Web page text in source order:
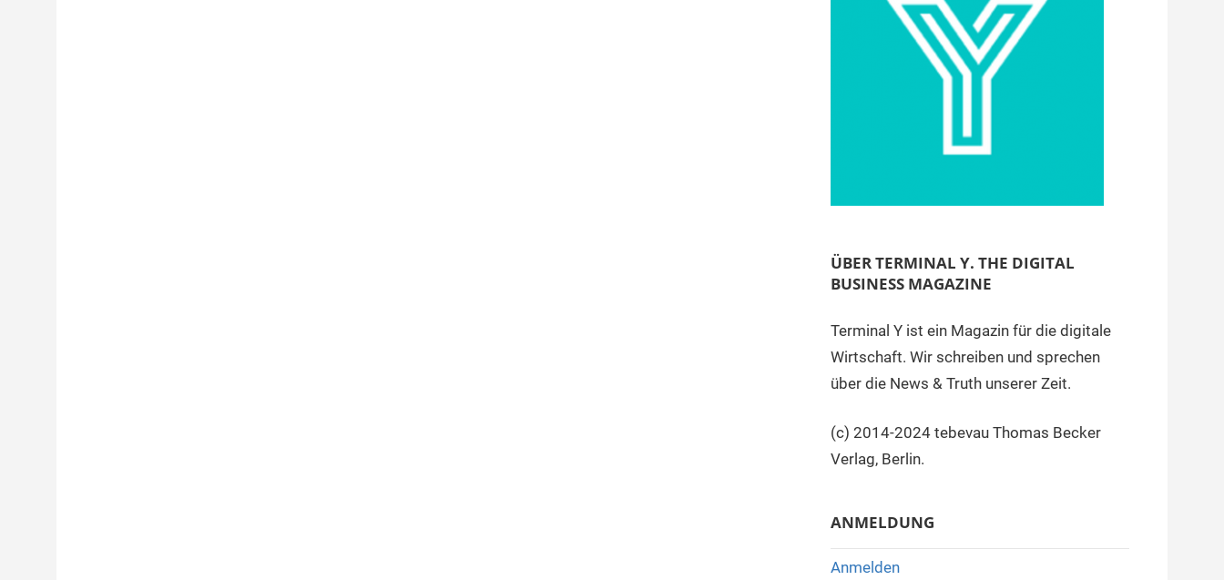
ÜBER TERMINAL Y. THE DIGITAL
BUSINESS MAGAZINE
Terminal Y ist ein Magazin für die digitale
Wirtschaft. Wir schreiben und sprechen
über die News & Truth unserer Zeit.
(c) 2014-2024 tebevau Thomas Becker
Verlag, Berlin.
ANMELDUNG
Anmelden